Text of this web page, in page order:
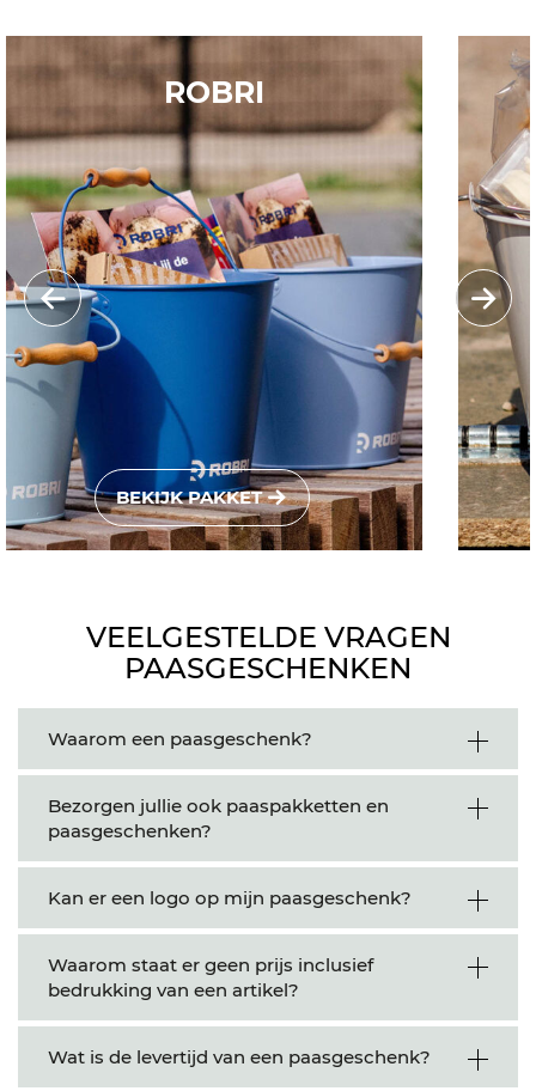
ROBRI
BEKIJK PAKKET
VEELGESTELDE VRAGEN
PAASGESCHENKEN
Waarom een paasgeschenk?
Bezorgen jullie ook paaspakketten en
paasgeschenken?
Kan er een logo op mijn paasgeschenk?
Waarom staat er geen prijs inclusief
bedrukking van een artikel?
Wat is de levertijd van een paasgeschenk?